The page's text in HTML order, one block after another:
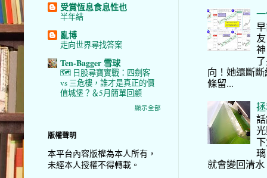
向！她還斷
條留...
就會變回清
受賞恆息食息性也
半年結
亂博
走向世界尋找答案
Ten-Bagger 雪球
🗺️ 日股尋寶實戰：四劍客
vs 三危樓，誰才是真正的價
值城堡？＆5月簡單回顧
顯示全部
版權聲明
本平台內容版權為本人所有，
未經本人授權不得轉載。